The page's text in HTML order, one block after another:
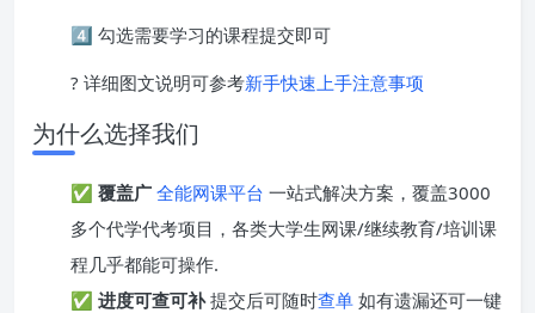
4️⃣ 勾选需要学习的课程提交即可
? 详细图文说明可参考新手快速上手注意事项
为什么选择我们
✅ 覆盖广 全能网课平台 一站式解决方案，覆盖3000
多个代学代考项目，各类大学生网课/继续教育/培训课
程几乎都能可操作.
✅ 进度可查可补提交后可随时查单 如有遗漏还可一键